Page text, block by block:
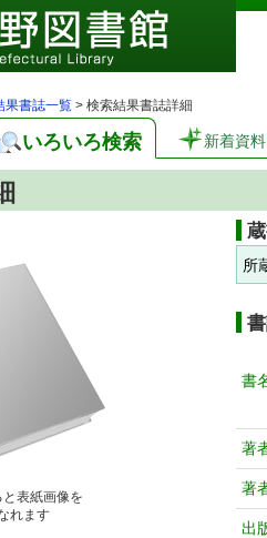
果書誌一覧 > 検索結果書誌詳細
いろいろ検索 新着資料
と表紙画像を
れます
所
書
著
著
出